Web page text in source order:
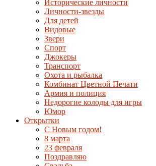
Исторические личности
Личности-звезды
Для детей
Видовые
Звери
Спорт
Джокеры
Транспорт
Охота и рыбалка
Комбинат Цветной Печати
Армия и полиция
Недорогие колоды для игры
Юмор
Открытки
С Новым годом!
8 марта
23 февраля
Поздравляю